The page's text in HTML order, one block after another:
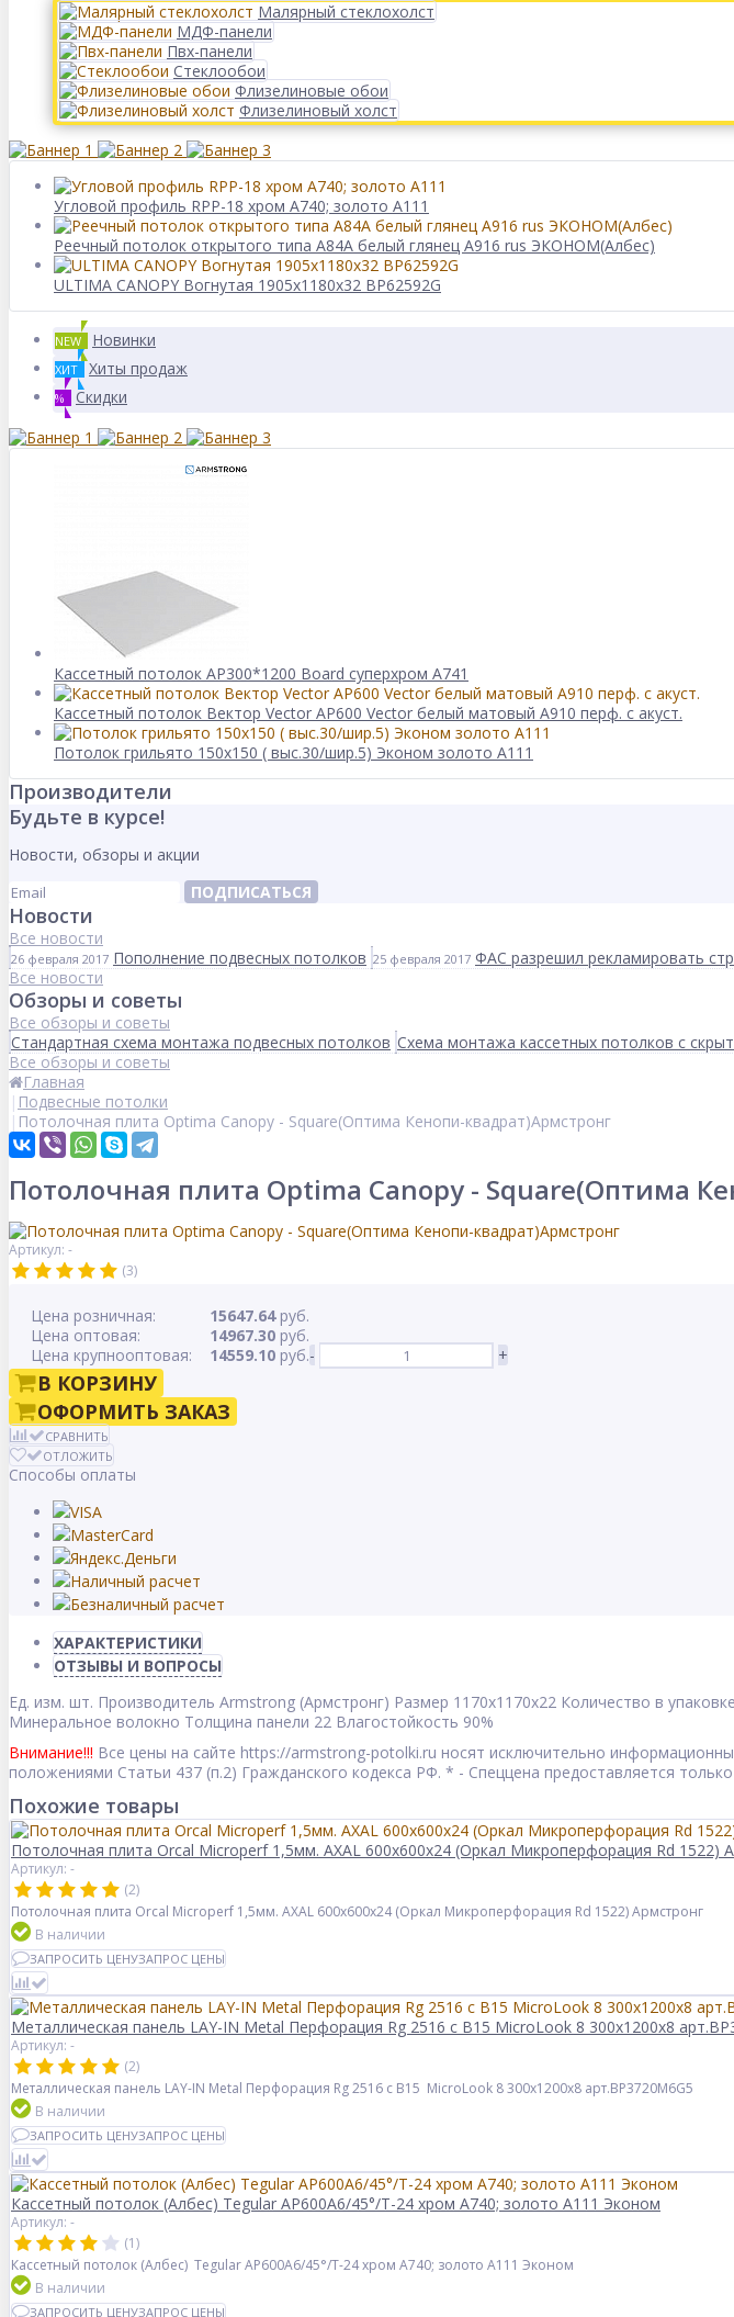
Малярный стеклохолст
МДФ-панели
Пвх-панели
Стеклообои
Флизелиновые обои
Флизелиновый холст
Угловой профиль RPP-18 хром А740; золото А111
Реечный потолок открытого типа A84A белый глянец A916 rus ЭКОНОМ(Албес)
ULTIMA CANOPY Вогнутая 1905x1180x32 BP62592G
NEW Новинки
ХИТ Хиты продаж
% Скидки
Кассетный потолок AP300*1200 Board суперхром А741
Кассетный потолок Вектор Veсtor AP600 Vector белый матовый А910 перф. с акуст.
Потолок грильято 150х150 ( выс.30/шир.5) Эконом золото А111
Производители
Будьте в курсе!
Новости, обзоры и акции
ПОДПИСАТЬСЯ
Новости
Все новости
26 февраля 2017 Пополнение подвесных потолков 25 февраля 2017 ФАС разрешил рекламировать
Все новости
Обзоры и советы
Все обзоры и советы
Стандартная схема монтажа подвесных потолков Схема монтажа кассетных потолков с
Все обзоры и советы
Главная
Подвесные потолки
Потолочная плита Optima Canopy - Square(Оптима Кенопи-квадрат)Армстронг
Потолочная плита Optima Canopy - Square(Оптима
Артикул: -
(3)
Цена розничная: 15647.64руб.
Цена оптовая:
14967.30 руб.
Цена крупнооптовая:
14559.10 руб.- +
В КОРЗИНУ
ОФОРМИТЬ ЗАКАЗ
СРАВНИТЬ
ОТЛОЖИТЬ
Способы оплаты
ХАРАКТЕРИСТИКИ
ОТЗЫВЫ И ВОПРОСЫ
Ед. изм. шт. Производитель Armstrong (Армстронг) Размер 1170x1170x22 Количество в
Минеральное волокно Толщина панели 22 Влагостойкость 90%
Внимание!!! Все цены на сайте https://armstrong-potolki.ru носят исключительно
положениями Статьи 437 (п.2) Гражданского кодекса РФ. * - Спеццена предоставляется
Похожие товары
Потолочная плита Orcal Microperf 1,5мм. AXAL 600x600x24 (Оркал Микроперфорация Rd 1522)
Артикул: -
(2)
Потолочная плита Orcal Microperf 1,5мм. AXAL 600x600x24 (Оркал Микроперфорация Rd 1522) Армстронг
В наличии
ЗАПРОСИТЬ ЦЕНУЗАПРОС ЦЕНЫ
Металлическая панель LAY-IN Metal Перфорация Rg 2516 с В15 MicroLook 8 300x1200x8
Артикул: -
(2)
Металлическая панель LAY-IN Metal Перфорация Rg 2516 с В15 MicroLook 8 300x1200x8 арт.BP3720M6G5
В наличии
ЗАПРОСИТЬ ЦЕНУЗАПРОС ЦЕНЫ
Кассетный потолок (Албес) Tegular AP600A6/45°/Т-24 хром А740; золото А111 Эконом
Артикул: -
(1)
Кассетный потолок (Албес) Tegular AP600A6/45°/Т-24 хром А740; золото А111 Эконом
В наличии
ЗАПРОСИТЬ ЦЕНУЗАПРОС ЦЕНЫ